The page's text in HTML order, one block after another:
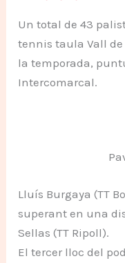
Un total de 43
tennis taula Vall
la temporada,
Intercomarcal.
Lluís Burgaya (TT
superant en una
Sellas (TT Ripoll).
El tercer lloc del